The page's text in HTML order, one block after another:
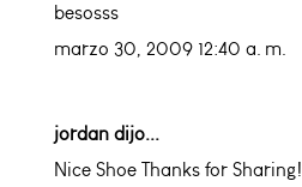
besosss
marzo 30, 2009 12:40 a. m.
jordan dijo...
Nice Shoe Thanks for Sharing!